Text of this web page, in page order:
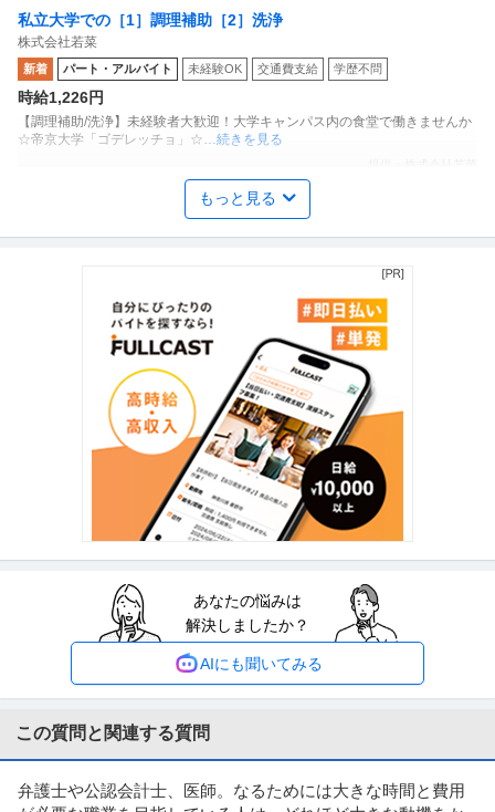
私立大学での［1］調理補助［2］洗浄
株式会社若菜
新着 パート・アルバイト 未経験OK 交通費支給 学歴不問
時給1,226円
【調理補助/洗浄】未経験者大歓迎！大学キャンパス内の食堂で働きませんか
☆帝京大学「ゴデレッチョ」☆…続きを見る
梱包スタッフ／「座り＆手作業中心」香水shopの梱包スタッフ
副業OK 週1日からOK 1日1時間からOK
Ａｌｌｅｙ株式会社
香りを楽しめる香りのECショップです。 フルボトル購入前に香りを試したい
方や、流行りの香水を少量ず…続きを見る
イベントスタッフ／試験監督／イベント設営
株式会社マッシュ
パート・アルバイト 未経験OK 交通費支給 学歴不問
マッシュのバイトは単発・短期OK！イベントバイトで稼ごう！夏はイベント
盛り！マッシュで充実した毎日…続きを見る
株式会社フルキャスト東京支社/EA0401G-AY
未経験OK
時給1,600円〜1,800円
・アパレル商品の倉庫作業 …続きを見る
労務事務 月80時間自由シフト フルフレックス リモート可 主婦活
もっと見る
あなたの悩みは
解決しましたか？
AIにも聞いてみる
この質問と関連する質問
弁護士や公認会計士、医師。なるためには大きな時間と費用